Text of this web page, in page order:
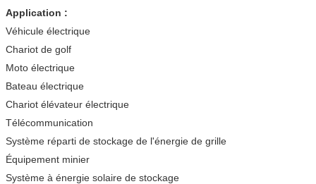
Application :
Véhicule électrique
Chariot de golf
Moto électrique
Bateau électrique
Chariot élévateur électrique
Télécommunication
Système réparti de stockage de l'énergie de grille
Équipement minier
Système à énergie solaire de stockage